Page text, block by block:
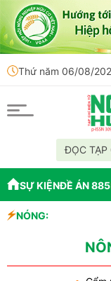
Thứ năm 06/08/
ĐỌC TẠP
SỰ KIỆNĐỀ ÁN 885
NÓNG: